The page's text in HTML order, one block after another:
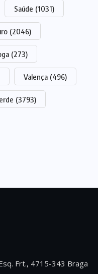
Saúde (1031)
(2046)
(273)
Valença (496)
(3793)
Frt., 4715-343 Braga